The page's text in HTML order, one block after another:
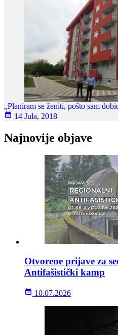
„Planiram se ženiti, pošto sam
14 Jula, 2018
Najnovije objave
Otvorene prijave za
Antifašistički kamp
10.07.2026